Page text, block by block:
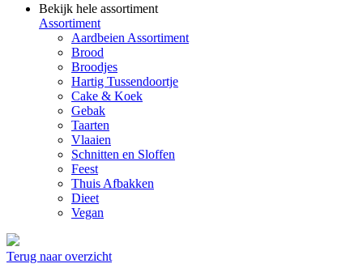
Bekijk hele assortiment
Assortiment
Aardbeien Assortiment
Brood
Broodjes
Hartig Tussendoortje
Cake & Koek
Gebak
Taarten
Vlaaien
Schnitten en Sloffen
Feest
Thuis Afbakken
Dieet
Vegan
Terug naar overzicht